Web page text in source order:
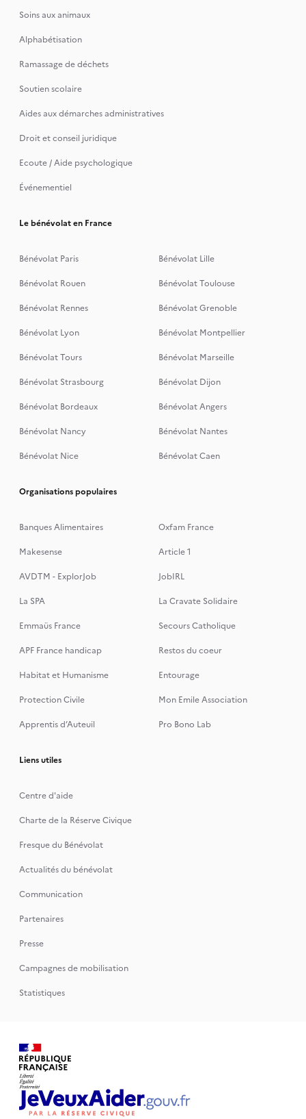
Soins aux animaux
Alphabétisation
Ramassage de déchets
Soutien scolaire
Aides aux démarches administratives
Droit et conseil juridique
Ecoute / Aide psychologique
Événementiel
Le bénévolat en France
Bénévolat Paris
Bénévolat Lille
Bénévolat Rouen
Bénévolat Toulouse
Bénévolat Rennes
Bénévolat Grenoble
Bénévolat Lyon
Bénévolat Montpellier
Bénévolat Tours
Bénévolat Marseille
Bénévolat Strasbourg
Bénévolat Dijon
Bénévolat Bordeaux
Bénévolat Angers
Bénévolat Nancy
Bénévolat Nantes
Bénévolat Nice
Bénévolat Caen
Organisations populaires
Banques Alimentaires
Oxfam France
Makesense
Article 1
AVDTM - ExplorJob
JobIRL
La SPA
La Cravate Solidaire
Emmaüs France
Secours Catholique
APF France handicap
Restos du coeur
Habitat et Humanisme
Entourage
Protection Civile
Mon Emile Association
Apprentis d’Auteuil
Pro Bono Lab
Liens utiles
Centre d'aide
Charte de la Réserve Civique
Fresque du Bénévolat
Actualités du bénévolat
Communication
Partenaires
Presse
Campagnes de mobilisation
Statistiques